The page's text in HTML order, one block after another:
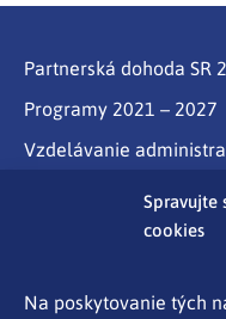
Spravujte
cookies
Na poskytovanie tých
Partnerská dohoda SR
Programy 2021 – 2027
Vzdelávanie
Program Slovensko